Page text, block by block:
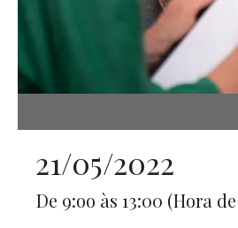
21/05/2022
De 9:oo às 13:00 (Hora